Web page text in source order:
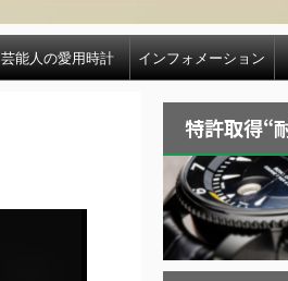
芸能人の愛用時計 インフォメーション
特許取得“